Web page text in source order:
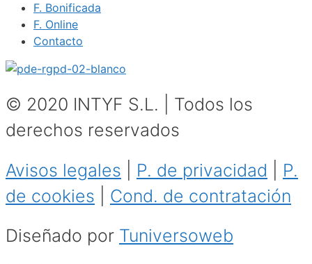
F. Bonificada
F. Online
Contacto
© 2020 INTYF S.L. | Todos los
derechos reservados
Avisos legales
P. de privacidad
P.
de cookies
Cond. de contratación
Diseñado por Tuniversoweb